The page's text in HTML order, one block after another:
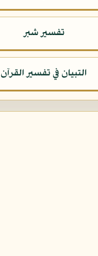
تفسير شبر
التبيان في تفسير القرآن